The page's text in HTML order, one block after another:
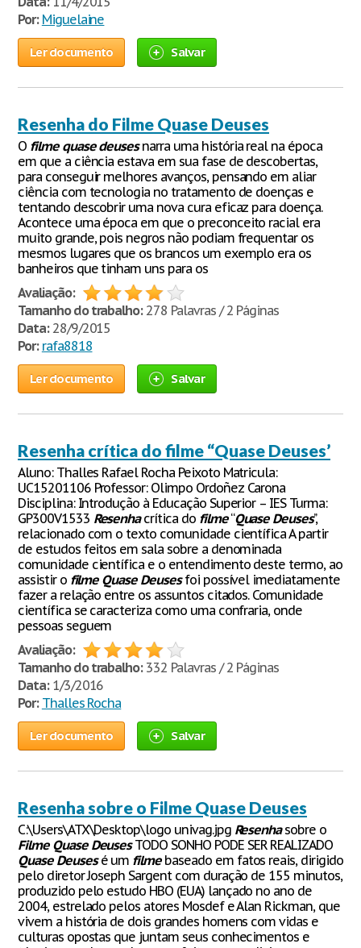
Por: Miguelaine
Ler documento Salvar
Resenha do Filme Quase Deuses
O filme quase deusesnarra uma história real na época
em que a ciência estava em sua fase de descobertas,
para conseguir melhores avanços, pensando em aliar
ciência com tecnologia no tratamento de doenças e
tentando descobrir uma nova cura eficaz para doença.
Acontece uma época em que o preconceito racial era
muito grande, pois negros não podiam frequentar os
mesmos lugares que os brancos um exemplo era os
banheiros que tinham uns para os
Avaliação:
Tamanho do trabalho:278 Palavras / 2 Páginas
Data:28/9/2015
Por: rafa8818
Ler documento Salvar
Resenha crítica do filme “Quase Deuses’
Aluno: Thalles Rafael Rocha Peixoto Matricula:
UC15201106 Professor: Olimpo Ordoñez Carona
Disciplina: Introdução à Educação Superior – IES Turma:
GP300V1533 Resenhacrítica do filme“Quase Deuses’’,
relacionado com o texto comunidade científica A partir
de estudos feitos em sala sobre a denominada
comunidade científica e o entendimento deste termo, ao
assistir o filme Quase Deusesfoi possível imediatamente
fazer a relação entre os assuntos citados. Comunidade
científica se caracteriza como uma confraria, onde
pessoas seguem
Avaliação:
Tamanho do trabalho:332 Palavras / 2 Páginas
Data:1/3/2016
Por: Thalles Rocha
Ler documento Salvar
Resenha sobre o Filme Quase Deuses
C:\Users\ATX\Desktop\logo univag.jpg Resenhasobre o
Filme Quase DeusesTODO SONHO PODE SER REALIZADO
Quase Deusesé um filmebaseado em fatos reais, dirigido
pelo diretor Joseph Sargent com duração de 155 minutos,
produzido pelo estudo HBO (EUA) lançado no ano de
2004, estrelado pelos atores Mosdef e Alan Rickman, que
vivem a história de dois grandes homens com vidas e
culturas opostas que juntam seus conhecimentos e